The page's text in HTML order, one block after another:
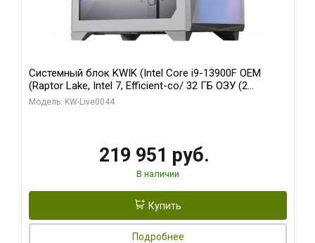
Системный блок KWIK (Intel Core i9-13900F OEM
(Raptor Lake, Intel 7, Efficient-co/ 32 ГБ ОЗУ (2
модуля)/ Gigabyte RTX5070Ti AERO OC 16GB GDDR7
Модель: KW-Live0044
219 951 руб.
В наличии
Купить
Подробнее